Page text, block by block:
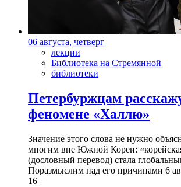
06 августа, четверг
лекции
Библиотека на Стремянной
библиотеки
Петербуржцам
феномене «Халлю»
Значение этого слова не нужно
многим вне Южной Кореи:
(дословный перевод) стала
Поразмыслим над его причинами 6
16+